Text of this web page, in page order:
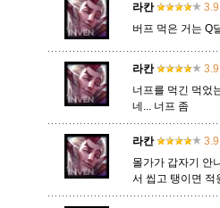
라칸
3.9
버프 먹은 거는 Q
라칸
3.9
너프를 먹긴 먹었
네... 너프 좀
라칸
3.9
몰가가 갑자기 안
서 씹고 탱이면 적